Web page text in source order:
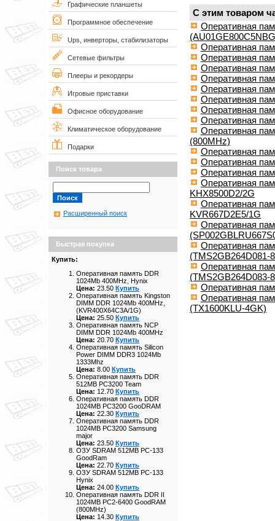
Графические планшеты
Программное обеспечение
Ups, инверторы, стабилизаторы
Сетевые фильтры
Плееры и рекордеры
Игровые приставки
Офисное оборудование
Климатическое оборудование
Подарки
Поиск товара
Расширенный поиск
Быстрая покупка
Купить:
Оперативная память DDR
1024Mb 400MHz, Hynix
Цена: 23.50 Купить
Оперативная память Kingston
DIMM DDR 1024Mb 400MHz,
(KVR400X64C3A/1G)
Цена: 25.50 Купить
Оперативная память NCP
DIMM DDR 1024Mb 400MHz
Цена: 20.70 Купить
Оперативная память Silicon
Power DIMM DDR3 1024Mb
1333Mhz
Цена: 8.00 Купить
Оперативная память DDR
512MB PC3200 Team
Цена: 12.70 Купить
Оперативная память DDR
1024MB PC3200 GooDRAM
Цена: 22.30 Купить
Оперативная память DDR
1024MB PC3200 Samsung
major
Цена: 23.50 Купить
ОЗУ SDRAM 512MB PC-133
GoodRam
Цена: 22.70 Купить
ОЗУ SDRAM 512MB PC-133
Hynix
Цена: 24.00 Купить
Оперативная память DDR II
1024MB PC2-6400 GoodRAM
(800MHz)
Цена: 14.30 Купить
С этим товаром
Оперативная
Оперативная
Оперативная
Оперативная
Оперативная
Оперативная
Оперативная
Оперативная
Оперативная
Оперативная
(800MHz)
Оперативная
Оперативная
Оперативная
Оперативная
KHX8500D2/2G
Оперативная
KVR667D2E5/1G
Оперативная
Оперативная
(TMS2GB264D081-
Оперативная
(TMS2GB264D083-
Оперативная
Оперативная
(TX1600KLU-4GK)